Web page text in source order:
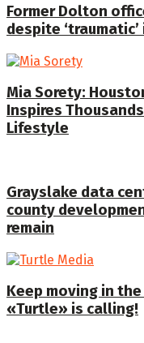
Former Dolton
despite
Mia Sorety:
Inspires
Lifestyle
Grayslake data
county
remain
Keep moving in
«Turtle» is calling!